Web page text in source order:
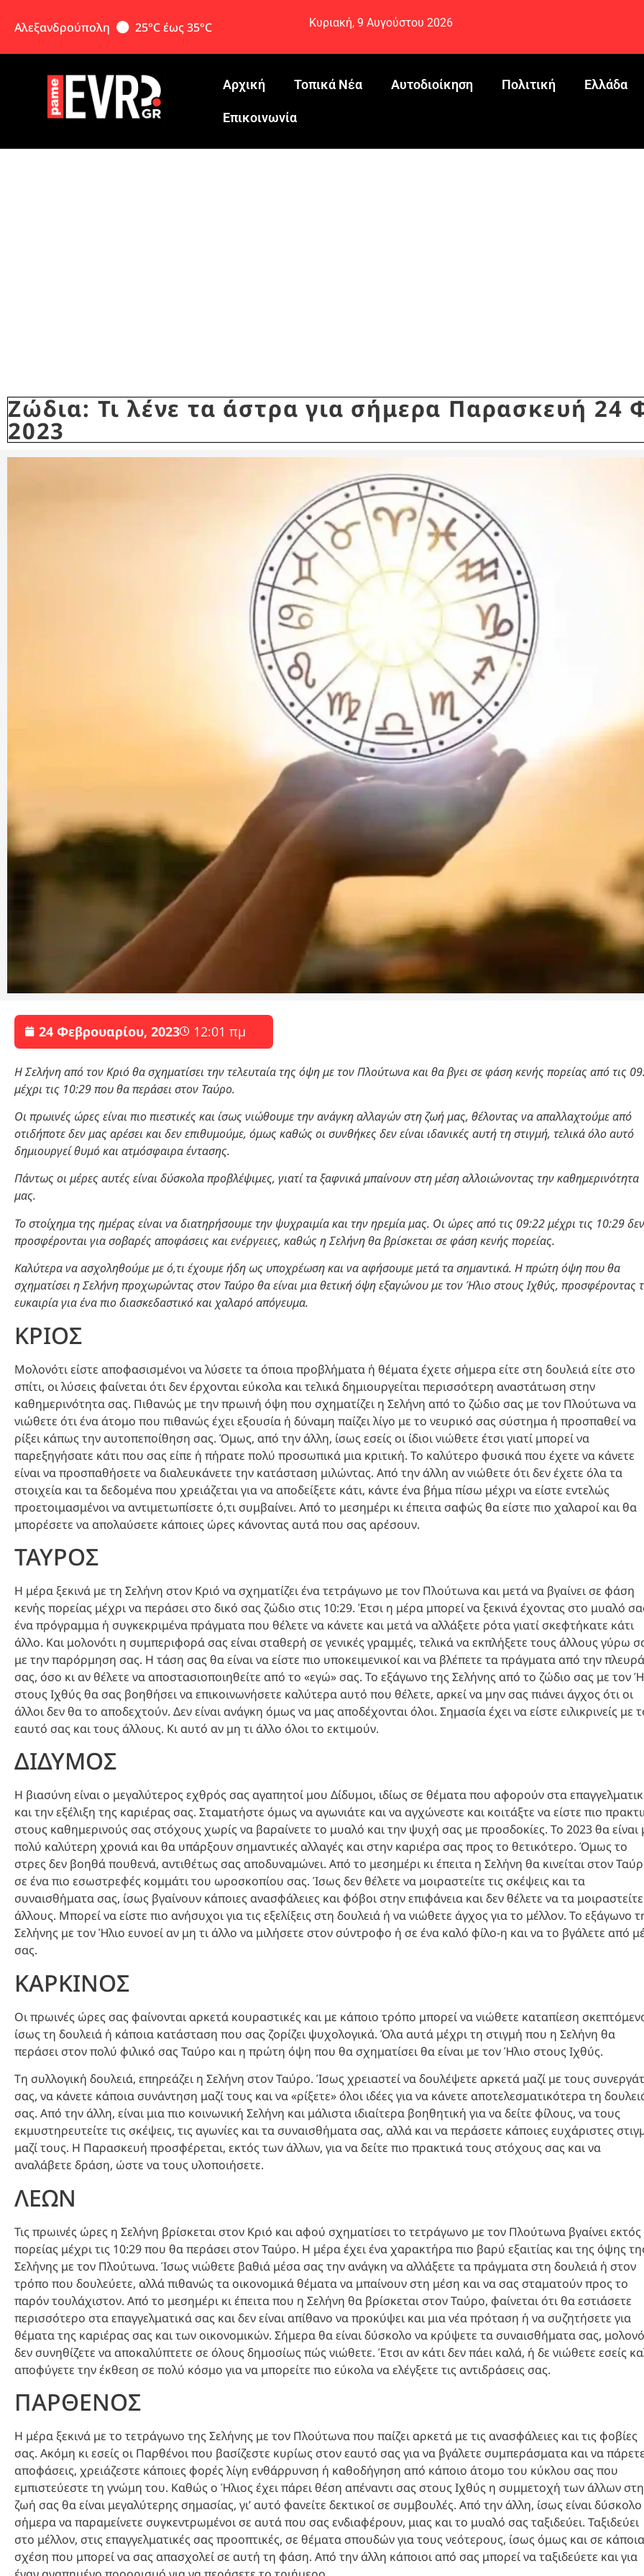
Αλεξανδρούπολη 25°C έως 35°C Κυριακή, 9 Αυγούστου 2026
Αρχική Τοπικά Νέα Αυτοδιοίκηση Πολιτική Ελλάδα
Eπικοινωνία
Ζώδια: Τι λένε τα άστρα για σήμερα Παρασκευή 24
2023
24 Φεβρουαρίου, 2023 12:01 πμ
Η Σελήνη απότονΚριό θα σχηματίσει την τελευταία της όψη με τον Πλούτωνα και θα βγει σε φάση κενής πορείας από τις
μέχρι τις 10:29 που θα περάσει στον Ταύρο.
Οι πρωινές ώρες είναι πιο πιεστικές και ίσως νιώθουμε την ανάγκη αλλαγών στη ζωή μας, θέλοντας να απαλλαχτούμε από
οτιδήποτε δεν μας αρέσει και δεν επιθυμούμε, όμως καθώς οι συνθήκες δεν είναι ιδανικές αυτή τη στιγμή, τελικά όλο αυτό
δημιουργεί θυμό και ατμόσφαιρα έντασης.
Πάντως οι μέρες αυτές είναι δύσκολα προβλέψιμες, γιατί τα ξαφνικά μπαίνουν στη μέση αλλοιώνοντας την καθημερινότητα
μας.
Το στοίχημα της ημέρας είναι να διατηρήσουμε την ψυχραιμία και την ηρεμία μας. Οι ώρες από τις 09:22 μέχρι τις 10:29 δεν
προσφέρονται για σοβαρές αποφάσεις και ενέργειες, καθώς η Σελήνη θα βρίσκεται σε φάση κενής πορείας.
Καλύτερα να ασχοληθούμε με ό,τι έχουμε ήδη ως υποχρέωση και να αφήσουμε μετά τα σημαντικά. Η πρώτη όψη που θα
σχηματίσει η Σελήνη προχωρώντας στον Ταύρο θα είναι μια θετική όψη εξαγώνου με τον Ήλιο στους Ιχθύς, προσφέροντας
ευκαιρία για ένα πιο διασκεδαστικό και χαλαρό απόγευμα.
ΚΡΙΟΣ
Μολονότι είστε αποφασισμένοι να λύσετε τα όποια προβλήματα ή θέματα έχετε σήμερα είτε στη δουλειά είτε στο
σπίτι, οι λύσεις φαίνεται ότι δεν έρχονται εύκολα και τελικά δημιουργείται περισσότερη αναστάτωση στην
καθημερινότητα σας. Πιθανώς με την πρωινή όψη που σχηματίζει η Σελήνη από το ζώδιο σας με τον Πλούτωνα να
νιώθετε ότι ένα άτομο που πιθανώς έχει εξουσία ή δύναμη παίζει λίγο με το νευρικό σας σύστημα ή προσπαθεί να
ρίξει κάπως την αυτοπεποίθηση σας. Όμως, από την άλλη, ίσως εσείς οι ίδιοι νιώθετε έτσι γιατί μπορεί να
παρεξηγήσατε κάτι που σας είπε ή πήρατε πολύ προσωπικά μια κριτική. Το καλύτερο φυσικά που έχετε να κάνετε
είναι να προσπαθήσετε να διαλευκάνετε την κατάσταση μιλώντας. Από την άλλη αν νιώθετε ότι δεν έχετε όλα τα
στοιχεία και τα δεδομένα που χρειάζεται για να αποδείξετε κάτι, κάντε ένα βήμα πίσω μέχρι να είστε εντελώς
προετοιμασμένοι να αντιμετωπίσετε ό,τι συμβαίνει. Από το μεσημέρι κι έπειτα σαφώς θα είστε πιο χαλαροί και θα
μπορέσετε να απολαύσετε κάποιες ώρες κάνοντας αυτά που σας αρέσουν.
ΤΑΥΡΟΣ
Η μέρα ξεκινά με τη Σελήνη στον Κριό να σχηματίζει ένα τετράγωνο με τον Πλούτωνα και μετά να βγαίνει σε φάση
κενής πορείας μέχρι να περάσει στο δικό σας ζώδιο στις 10:29. Έτσι η μέρα μπορεί να ξεκινά έχοντας στο μυαλό
ένα πρόγραμμα ή συγκεκριμένα πράγματα που θέλετε να κάνετε και μετά να αλλάξετε ρότα γιατί σκεφτήκατε κάτι
άλλο. Και μολονότι η συμπεριφορά σας είναι σταθερή σε γενικές γραμμές, τελικά να εκπλήξετε τους άλλους γύρω
με την παρόρμηση σας. Η τάση σας θα είναι να είστε πιο υποκειμενικοί και να βλέπετε τα πράγματα από την πλευρά
σας, όσο κι αν θέλετε να αποστασιοποιηθείτε από το «εγώ» σας. Το εξάγωνο της Σελήνης από το ζώδιο σας με τον
στους Ιχθύς θα σας βοηθήσει να επικοινωνήσετε καλύτερα αυτό που θέλετε, αρκεί να μην σας πιάνει άγχος ότι οι
άλλοι δεν θα το αποδεχτούν. Δεν είναι ανάγκη όμως να μας αποδέχονται όλοι. Σημασία έχει να είστε ειλικρινείς με
εαυτό σας και τους άλλους. Κι αυτό αν μη τι άλλο όλοι το εκτιμούν.
ΔΙΔΥΜΟΣ
Η βιασύνη είναι ο μεγαλύτερος εχθρός σας αγαπητοί μου Δίδυμοι, ιδίως σε θέματα που αφορούν στα
και την εξέλιξη της καριέρας σας. Σταματήστε όμως να αγωνιάτε και να αγχώνεστε και κοιτάξτε να είστε πιο
στους καθημερινούς σας στόχους χωρίς να βαραίνετε το μυαλό και την ψυχή σας με προσδοκίες. Το 2023 θα είναι
πολύ καλύτερη χρονιά και θα υπάρξουν σημαντικές αλλαγές και στην καριέρα σας προς το θετικότερο. Όμως το
στρες δεν βοηθά πουθενά, αντιθέτως σας αποδυναμώνει. Από το μεσημέρι κι έπειτα η Σελήνη θα κινείται στον
σε ένα πιο εσωστρεφές κομμάτι του ωροσκοπίου σας. Ίσως δεν θέλετε να μοιραστείτε τις σκέψεις και τα
συναισθήματα σας, ίσως βγαίνουν κάποιες ανασφάλειες και φόβοι στην επιφάνεια και δεν θέλετε να τα
άλλους. Μπορεί να είστε πιο ανήσυχοι για τις εξελίξεις στη δουλειά ή να νιώθετε άγχος για το μέλλον. Το εξάγωνο
Σελήνης με τον Ήλιο ευνοεί αν μη τι άλλο να μιλήσετε στον σύντροφο ή σε ένα καλό φίλο-η και να το βγάλετε από
σας.
ΚΑΡΚΙΝΟΣ
Οι πρωινές ώρες σας φαίνονται αρκετά κουραστικές και με κάποιο τρόπο μπορεί να νιώθετε καταπίεση
ίσως τη δουλειά ή κάποια κατάσταση που σας ζορίζει ψυχολογικά. Όλα αυτά μέχρι τη στιγμή που η Σελήνη θα
περάσει στον πολύ φιλικό σας Ταύρο και η πρώτη όψη που θα σχηματίσει θα είναι με τον Ήλιο στους Ιχθύς.
Τη συλλογική δουλειά, επηρεάζει η Σελήνη στον Ταύρο. Ίσως χρειαστεί να δουλέψετε αρκετά μαζί με τους
σας, να κάνετε κάποια συνάντηση μαζί τους και να «ρίξετε» όλοι ιδέες για να κάνετε αποτελεσματικότερα τη
σας. Από την άλλη, είναι μια πιο κοινωνική Σελήνη και μάλιστα ιδιαίτερα βοηθητική για να δείτε φίλους, να τους
εκμυστηρευτείτε τις σκέψεις, τις αγωνίες και τα συναισθήματα σας, αλλά και να περάσετε κάποιες ευχάριστες
μαζί τους. Η Παρασκευή προσφέρεται, εκτός των άλλων, για να δείτε πιο πρακτικά τους στόχους σας και να
αναλάβετε δράση, ώστε να τους υλοποιήσετε.
ΛΕΩΝ
Τις πρωινές ώρες η Σελήνη βρίσκεται στον Κριό και αφού σχηματίσει το τετράγωνο με τον Πλούτωνα βγαίνει εκτός
πορείας μέχρι τις 10:29 που θα περάσει στον Ταύρο. Η μέρα έχει ένα χαρακτήρα πιο βαρύ εξαιτίας και της όψης
Σελήνης με τον Πλούτωνα. Ίσως νιώθετε βαθιά μέσα σας την ανάγκη να αλλάξετε τα πράγματα στη δουλειά ή στον
τρόπο που δουλεύετε, αλλά πιθανώς τα οικονομικά θέματα να μπαίνουν στη μέση και να σας σταματούν προς το
παρόν τουλάχιστον. Από το μεσημέρι κι έπειτα που η Σελήνη θα βρίσκεται στον Ταύρο, φαίνεται ότι θα εστιάσετε
περισσότερο στα επαγγελματικά σας και δεν είναι απίθανο να προκύψει και μια νέα πρόταση ή να συζητήσετε για
θέματα της καριέρας σας και των οικονομικών. Σήμερα θα είναι δύσκολο να κρύψετε τα συναισθήματα σας,
δεν συνηθίζετε να αποκαλύπτετε σε όλους δημοσίως πώς νιώθετε. Έτσι αν κάτι δεν πάει καλά, ή δε νιώθετε εσείς
αποφύγετε την έκθεση σε πολύ κόσμο για να μπορείτε πιο εύκολα να ελέγξετε τις αντιδράσεις σας.
ΠΑΡΘΕΝΟΣ
Η μέρα ξεκινά με το τετράγωνο της Σελήνης με τον Πλούτωνα που παίζει αρκετά με τις ανασφάλειες και τις φοβίες
σας. Ακόμη κι εσείς οι Παρθένοι που βασίζεστε κυρίως στον εαυτό σας για να βγάλετε συμπεράσματα και να
αποφάσεις, χρειάζεστε κάποιες φορές λίγη ενθάρρυνση ή καθοδήγηση από κάποιο άτομο του κύκλου σας που
εμπιστεύεστε τη γνώμη του. Καθώς ο Ήλιος έχει πάρει θέση απέναντι σας στους Ιχθύς η συμμετοχή των άλλων στη
ζωή σας θα είναι μεγαλύτερης σημασίας, γι’ αυτό φανείτε δεκτικοί σε συμβουλές. Από την άλλη, ίσως είναι δύσκολο
σήμερα να παραμείνετε συγκεντρωμένοι σε αυτά που σας ενδιαφέρουν, μιας και το μυαλό σας ταξιδεύει. Ταξιδεύει
στο μέλλον, στις επαγγελματικές σας προοπτικές, σε θέματα σπουδών για τους νεότερους, ίσως όμως και σε κάποια
σχέση που μπορεί να σας απασχολεί σε αυτή τη φάση. Από την άλλη κάποιοι από σας μπορεί να ταξιδεύετε και για